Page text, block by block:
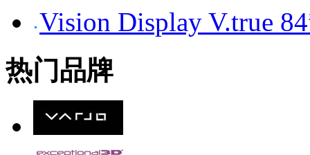
Vision Display V.true
热门品牌